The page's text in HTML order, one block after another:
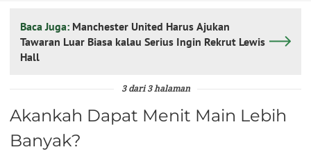
Baca Juga: Manchester United Harus Ajukan
Tawaran Luar Biasa kalau Serius Ingin Rekrut Lewis
Hall
3 dari 3 halaman
Akankah Dapat Menit Main Lebih
Banyak?